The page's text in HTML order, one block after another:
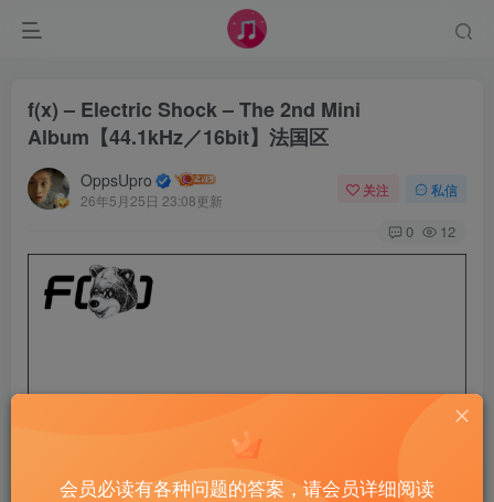
f(x) – Electric Shock – The 2nd Mini
Album【44.1kHz／16bit】法国区
OppsUpro
26年5月25日 23:08更新
关注 私信
0 12
会员必读有各种问题的答案，请会员详细阅读